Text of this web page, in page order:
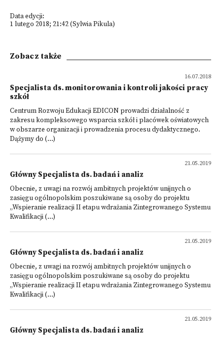
Data edycji:
1 lutego 2018; 21:42 (Sylwia Pikula)
Zobacz także
16.07.2018
Specjalista ds. monitorowania i kontroli jakości pracy
szkół
Centrum Rozwoju Edukacji EDICON prowadzi działalność z
zakresu kompleksowego wsparcia szkół i placówek oświatowych
w obszarze organizacji i prowadzenia procesu dydaktycznego.
Dążymy do (...)
21.05.2019
Główny Specjalista ds. badań i analiz
Obecnie, z uwagi na rozwój ambitnych projektów unijnych o
zasięgu ogólnopolskim poszukiwane są osoby do projektu
„Wspieranie realizacji II etapu wdrażania Zintegrowanego Systemu
Kwalifikacji (...)
21.05.2019
Główny Specjalista ds. badań i analiz
Obecnie, z uwagi na rozwój ambitnych projektów unijnych o
zasięgu ogólnopolskim poszukiwane są osoby do projektu
„Wspieranie realizacji II etapu wdrażania Zintegrowanego Systemu
Kwalifikacji (...)
21.05.2019
Główny Specjalista ds. badań i analiz